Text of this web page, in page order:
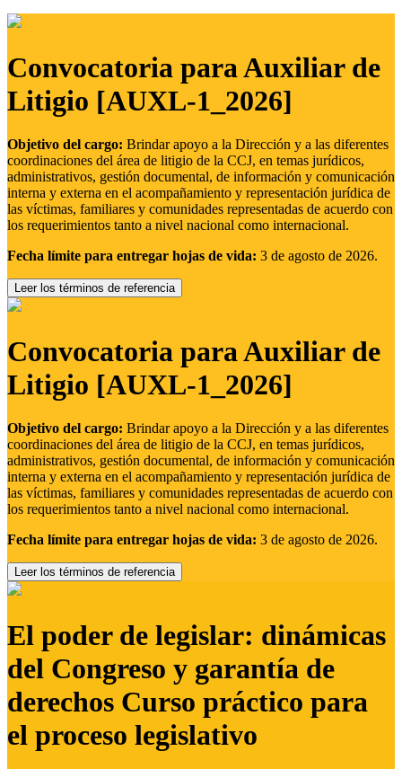
Convocatoria para Auxiliar de
Litigio [AUXL-1_2026]
Objetivo del cargo: Brindar apoyo a la Dirección y a las diferentes
coordinaciones del área de litigio de la CCJ, en temas jurídicos,
administrativos, gestión documental, de información y comunicación
interna y externa en el acompañamiento y representación jurídica de
las víctimas, familiares y comunidades representadas de acuerdo con
los requerimientos tanto a nivel nacional como internacional.
Fecha límite para entregar hojas de vida: 3 de agosto de 2026.
Leer los términos de referencia
Convocatoria para Auxiliar de
Litigio [AUXL-1_2026]
Objetivo del cargo: Brindar apoyo a la Dirección y a las diferentes
coordinaciones del área de litigio de la CCJ, en temas jurídicos,
administrativos, gestión documental, de información y comunicación
interna y externa en el acompañamiento y representación jurídica de
las víctimas, familiares y comunidades representadas de acuerdo con
los requerimientos tanto a nivel nacional como internacional.
Fecha límite para entregar hojas de vida: 3 de agosto de 2026.
Leer los términos de referencia
El poder de legislar: dinámicas
del Congreso y garantía de
derechos Curso práctico para
el proceso legislativo